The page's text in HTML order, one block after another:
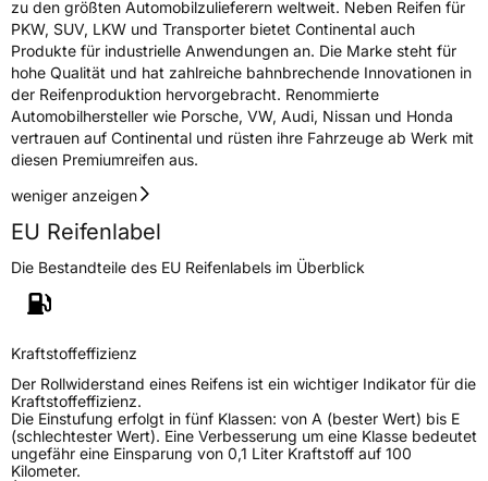
Rollgeräusch (dB) 73
FahrzeugklasseC1
3PMSF / Schneeflockensymbol / Alpine-SymbolNein
Allgemeine Produktsicherheit (GPSR)
HerstellerkontaktContinental Reifen Deutschland GmbH
zu den größten Automobilzulieferern weltweit. Neben Reifen für
PKW, SUV, LKW und Transporter bietet Continental auch
Produkte für industrielle Anwendungen an. Die Marke steht für
hohe Qualität und hat zahlreiche bahnbrechende Innovationen in
der Reifenproduktion hervorgebracht. Renommierte
Automobilhersteller wie Porsche, VW, Audi, Nissan und Honda
vertrauen auf Continental und rüsten ihre Fahrzeuge ab Werk mit
diesen Premiumreifen aus.
weniger anzeigen
EU Reifenlabel
Die Bestandteile des EU Reifenlabels im Überblick
Kraftstoffeffizienz
Der Rollwiderstand eines Reifens ist ein wichtiger Indikator für die
Kraftstoffeffizienz.
Die Einstufung erfolgt in fünf Klassen: von A (bester Wert) bis E
(schlechtester Wert). Eine Verbesserung um eine Klasse bedeutet
ungefähr eine Einsparung von 0,1 Liter Kraftstoff auf 100
Kilometer.